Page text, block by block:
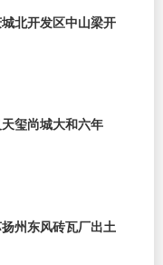
北开发区中山梁开
玺尚城大和六年
州东风砖瓦厂出土